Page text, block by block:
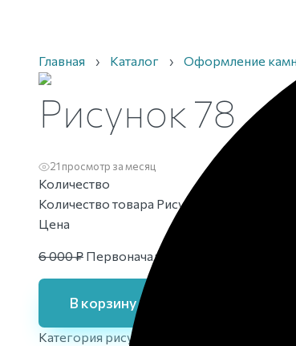
Главная › Каталог › Оформление
Рисунок 78
21 просмотр за месяц
Количество
Количество товара Рисунок 78
Цена
6 000₽ Первоначальная цена составляла
В корзину
Категория рисунка